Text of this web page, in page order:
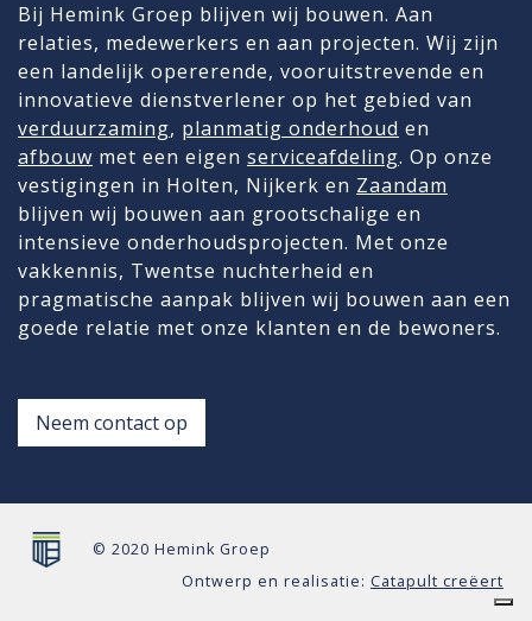
Bij Hemink Groep blijven wij bouwen. Aan
relaties, medewerkers en aan projecten. Wij zijn
een landelijk opererende, vooruitstrevende en
innovatieve dienstverlener op het gebied van
verduurzaming, planmatig onderhoud en
afbouw met een eigen serviceafdeling. Op onze
vestigingen in Holten, Nijkerk en Zaandam
blijven wij bouwen aan grootschalige en
intensieve onderhoudsprojecten. Met onze
vakkennis, Twentse nuchterheid en
pragmatische aanpak blijven wij bouwen aan een
goede relatie met onze klanten en de bewoners.
Neem contact op
© 2020 Hemink Groep
Ontwerp en realisatie: Catapult creëert